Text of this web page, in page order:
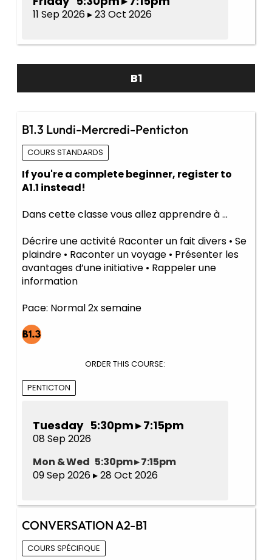
11 Sep 2026 ▸ 23 Oct 2026
B1
B1.3 Lundi-Mercredi-Penticton
COURS STANDARDS
If you're a complete beginner, register to
A1.1 instead!
Dans cette classe vous allez apprendre à ...
Décrire une activité Raconter un fait divers • Se
plaindre • Raconter un voyage • Présenter les
avantages d’une initiative • Rappeler une
information
Pace: Normal 2x semaine
ORDER THIS COURSE:
PENTICTON
Tuesday 5:30pm ▸ 7:15pm
08 Sep 2026
Mon & Wed 5:30pm ▸ 7:15pm
09 Sep 2026 ▸ 28 Oct 2026
CONVERSATION A2-B1
COURS SPÉCIFIQUE